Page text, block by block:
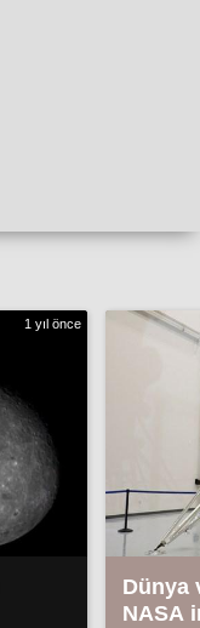
1 yıl önce
Dünya
NASA